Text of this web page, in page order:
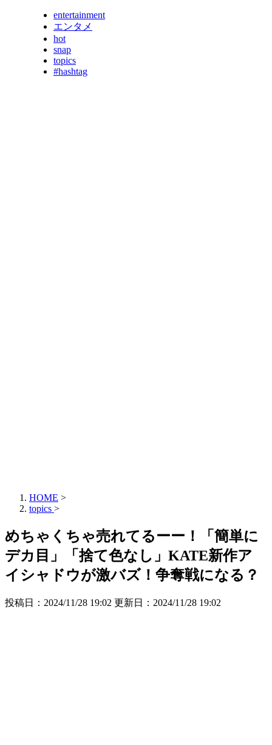
entertainment
エンタメ
hot
snap
topics
#hashtag
HOME >
topics >
めちゃくちゃ売れてるーー！「簡単に
デカ目」「捨て色なし」KATE新作ア
イシャドウが激バズ！争奪戦になる？
投稿日：2024/11/28 19:02 更新日： 2024/11/28 19:02